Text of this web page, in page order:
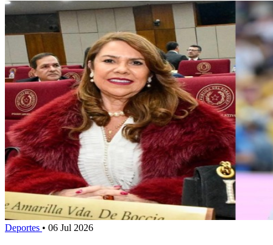
Deportes • 06 Jul 2026